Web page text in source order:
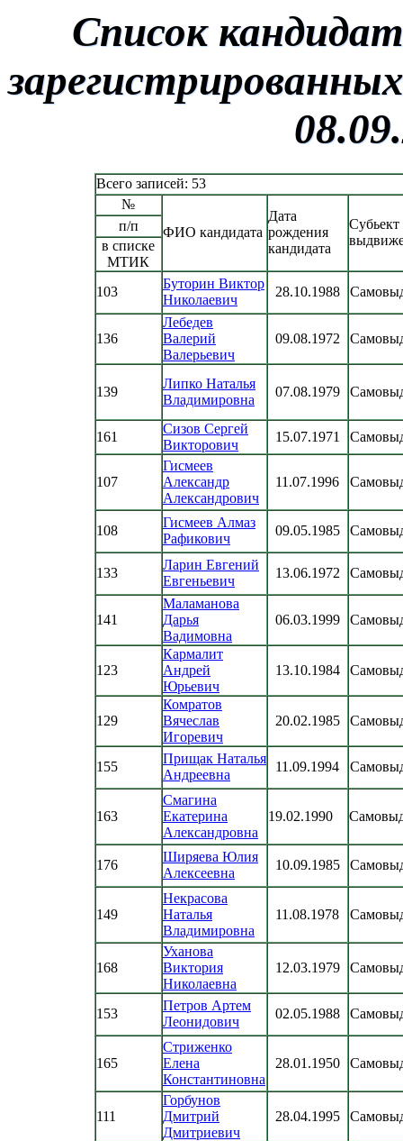
Список
Всего записей: 53
№
ФИО кандидата
Дата
рождения
кандидата
Субьект
п/п
в списке
МТИК
103
Буторин Виктор
Николаевич
28.10.1988
136
Лебедев
Валерий
Валерьевич
09.08.1972
139
Липко Наталья
Владимировна
07.08.1979
161
Сизов Сергей
Викторович
15.07.1971
107
Гисмеев
Александр
Александрович
11.07.1996
108
Гисмеев Алмаз
Рафикович
09.05.1985
133
Ларин Евгений
Евгеньевич
13.06.1972
141
Маламанова
Дарья
Вадимовна
06.03.1999
123
Кармалит
Андрей
Юрьевич
13.10.1984
129
Комратов
Вячеслав
Игоревич
20.02.1985
155
Прищак Наталья
Андреевна
11.09.1994
163
Смагина
Екатерина
Александровна
19.02.1990
176
Ширяева Юлия
Алексеевна
10.09.1985
149
Некрасова
Наталья
Владимировна
11.08.1978
168
Уханова
Виктория
Николаевна
12.03.1979
153
Петров Артем
Леонидович
02.05.1988
165
Стриженко
Елена
Константиновна
28.01.1950
111
Горбунов
Дмитрий
Дмитриевич
28.04.1995